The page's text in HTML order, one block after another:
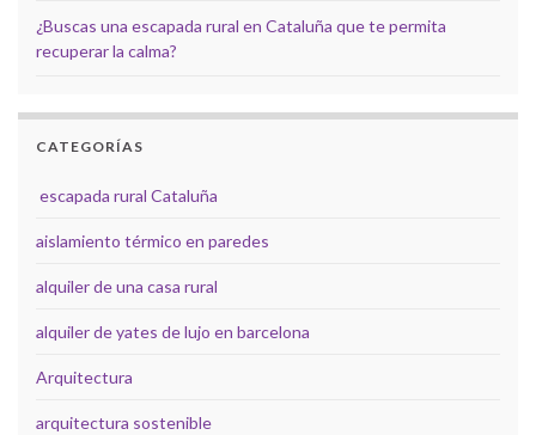
¿Buscas una escapada rural en Cataluña que te permita
recuperar la calma?
CATEGORÍAS
escapada rural Cataluña
aislamiento térmico en paredes
alquiler de una casa rural
alquiler de yates de lujo en barcelona
Arquitectura
arquitectura sostenible